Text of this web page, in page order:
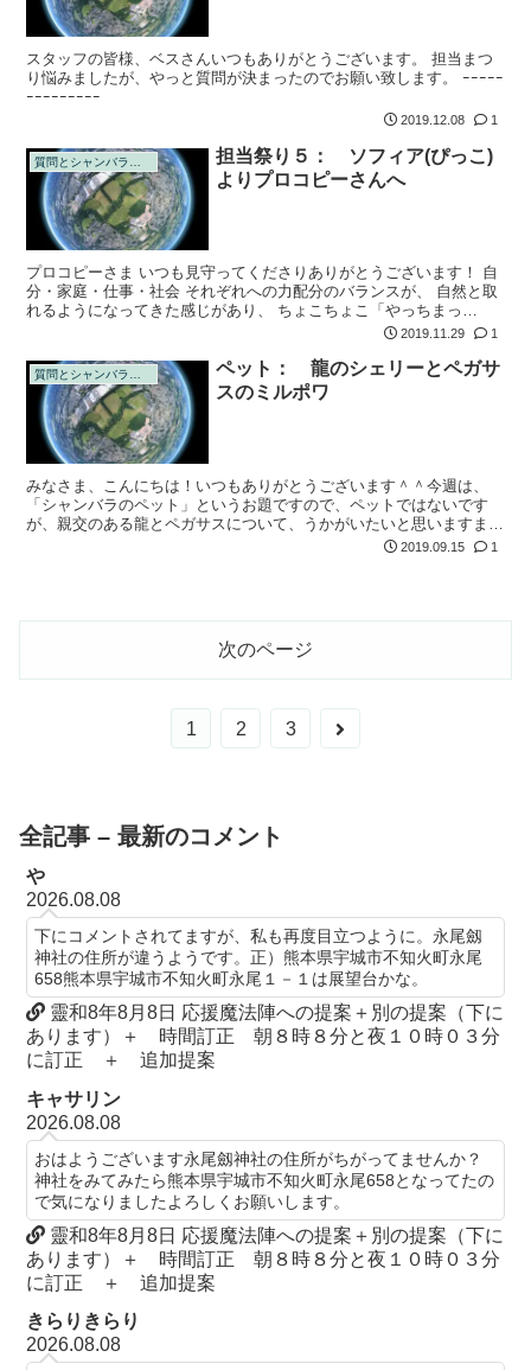
スタッフの皆様、ベスさんいつもありがとうございます。 担当まつ
り悩みましたが、やっと質問が決まったのでお願い致します。 ｰｰｰｰｰ
ｰｰｰｰｰｰｰｰｰ
2019.12.08 1
担当祭り５： ソフィア(ぴっこ)
よりプロコピーさんへ
プロコピーさま いつも見守ってくださりありがとうございます！ 自
分・家庭・仕事・社会 それぞれへの力配分のバランスが、 自然と取
れるようになってきた感じがあり、 ちょこちょこ「やっちまっ
た！」と反省する時はあっても、 居心地の良い毎日を過ごしており
2019.11.29 1
質問とシャンバラの回答
ペット： 龍のシェリーとペガサ
スのミルポワ
みなさま、こんにちは！いつもありがとうございます＾＾今週は、
「シャンバラのペット」というお題ですので、ペットではないです
が、親交のある龍とペガサスについて、うかがいたいと思いますま
ず、龍ですが…。アイテムで笛が多いので、以前質問したところ…。
2019.09.15 1
次のページ
1 2 3
次
全記事 – 最新のコメント
や
2026.08.08
下にコメントされてますが、私も再度目立つように。永尾劔
神社の住所が違うようです。正）熊本県宇城市不知火町永尾
658熊本県宇城市不知火町永尾１－１は展望台かな。
靈和8年8月8日 応援魔法陣への提案＋別の提案（下に
あります）＋ 時間訂正 朝８時８分と夜１０時０３分
に訂正 ＋ 追加提案
キャサリン
2026.08.08
おはようございます永尾劔神社の住所がちがってませんか？
神社をみてみたら熊本県宇城市不知火町永尾658となってたの
で気になりましたよろしくお願いします。
靈和8年8月8日 応援魔法陣への提案＋別の提案（下に
あります）＋ 時間訂正 朝８時８分と夜１０時０３分
に訂正 ＋ 追加提案
きらりきらり
2026.08.08